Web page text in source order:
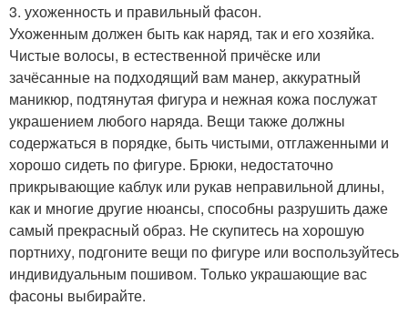
3. ухоженность и правильный фасон.
Ухоженным должен быть как наряд, так и его хозяйка.
Чистые волосы, в естественной причёске или
зачёсанные на подходящий вам манер, аккуратный
маникюр, подтянутая фигура и нежная кожа послужат
украшением любого наряда. Вещи также должны
содержаться в порядке, быть чистыми, отглаженными и
хорошо сидеть по фигуре. Брюки, недостаточно
прикрывающие каблук или рукав неправильной длины,
как и многие другие нюансы, способны разрушить даже
самый прекрасный образ. Не скупитесь на хорошую
портниху, подгоните вещи по фигуре или воспользуйтесь
индивидуальным пошивом. Только украшающие вас
фасоны выбирайте.